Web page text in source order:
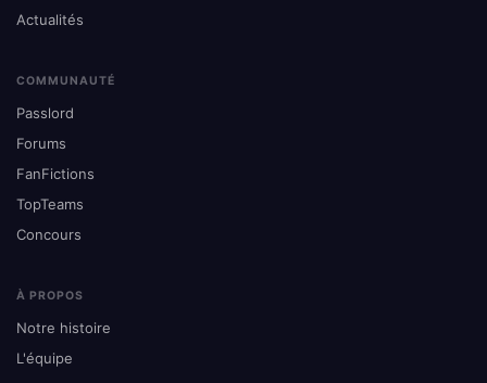
Actualités
COMMUNAUTÉ
Passlord
Forums
FanFictions
TopTeams
Concours
À PROPOS
Notre histoire
L'équipe